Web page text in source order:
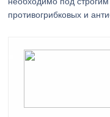
противогрибковых и